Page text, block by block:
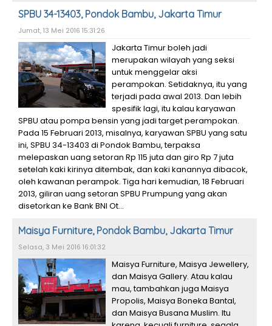
SPBU 34-13403, Pondok Bambu, Jakarta Timur
Jumat, 13 Mei 2016 15:31:26
Jakarta Timur boleh jadi
merupakan wilayah yang seksi
untuk menggelar aksi
perampokan. Setidaknya, itu yang
terjadi pada awal 2013. Dan lebih
spesifik lagi, itu kalau karyawan
SPBU atau pompa bensin yang jadi target perampokan.
Pada 15 Februari 2013, misalnya, karyawan SPBU yang satu
ini, SPBU 34-13403 di Pondok Bambu, terpaksa
melepaskan uang setoran Rp 115 juta dan giro Rp 7 juta
setelah kaki kirinya ditembak, dan kaki kanannya dibacok,
oleh kawanan perampok. Tiga hari kemudian, 18 Februari
2013, giliran uang setoran SPBU Prumpung yang akan
disetorkan ke Bank BNI Ot...
Maisya Furniture, Pondok Bambu, Jakarta Timur
Selasa, 3 Mei 2016 16:01:32
Maisya Furniture, Maisya Jewellery,
dan Maisya Gallery. Atau kalau
mau, tambahkan juga Maisya
Propolis, Maisya Boneka Bantal,
dan Maisya Busana Muslim. Itu